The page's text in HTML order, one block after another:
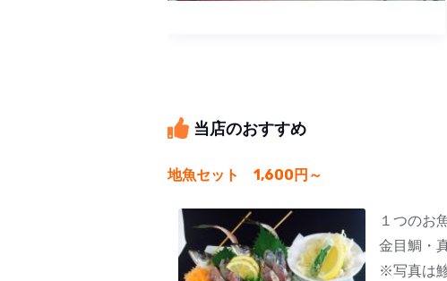
当店のおすすめ
地魚セット 1,600円～
１つのお
金目鯛・
※写真は